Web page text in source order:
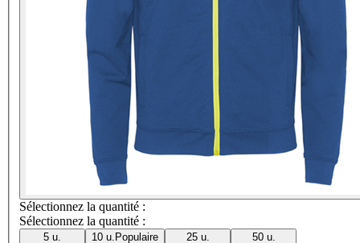
Sélectionnez la quantité :
Sélectionnez la quantité :
5 u.
10 u. Populaire
25 u.
50 u.